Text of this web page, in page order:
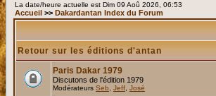
La date/heure actuelle est Dim 09 Aoû 2026, 06:53
Accueil >> Dakardantan Index du Forum
Retour sur les éditions d'antan
Paris Dakar 1979
Discutons de l'édition 1979
Modérateurs Seb Jeff José